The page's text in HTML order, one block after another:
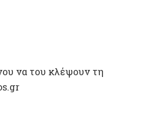
να του κλέψουν τη